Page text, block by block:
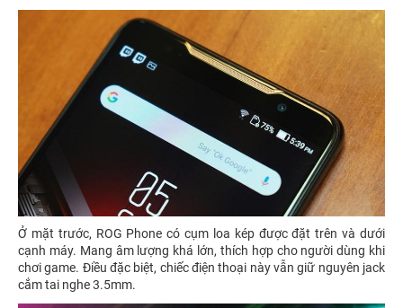
Ở mặt trước, ROG Phone có cụm loa kép được đặt trên và dưới
cạnh máy. Mang âm lượng khá lớn, thích hợp cho người dùng khi
chơi game. Điều đặc biệt, chiếc điện thoại này vẫn giữ nguyên jack
cắm tai nghe 3.5mm.